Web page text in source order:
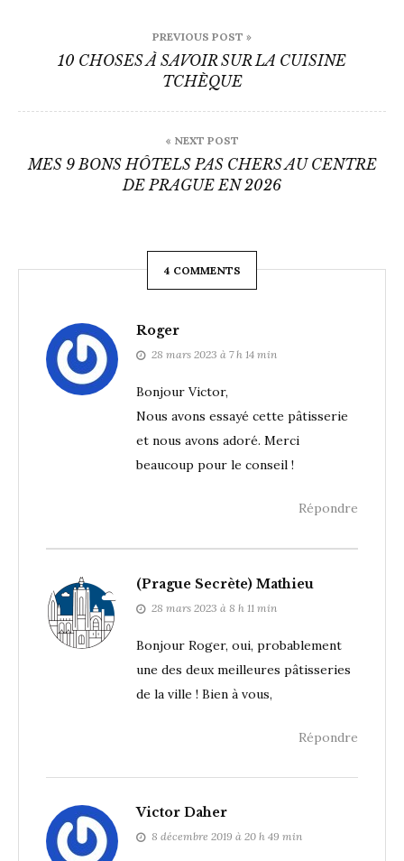
PREVIOUS POST »
10 CHOSES À SAVOIR SUR LA CUISINE
TCHÈQUE
« NEXT POST
MES 9 BONS HÔTELS PAS CHERS AU CENTRE
DE PRAGUE EN 2026
4 COMMENTS
Roger
28 mars 2023 à 7 h 14 min
Bonjour Victor,
Nous avons essayé cette pâtisserie
et nous avons adoré. Merci
beaucoup pour le conseil !
Répondre
(Prague Secrète) Mathieu
28 mars 2023 à 8 h 11 min
Bonjour Roger, oui, probablement
une des deux meilleures pâtisseries
de la ville ! Bien à vous,
Répondre
Victor Daher
8 décembre 2019 à 20 h 49 min